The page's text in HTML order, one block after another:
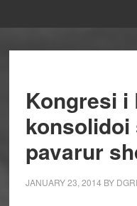
Kongresi i
konsolidoi
pavarur
JANUARY 23, 2014 BY